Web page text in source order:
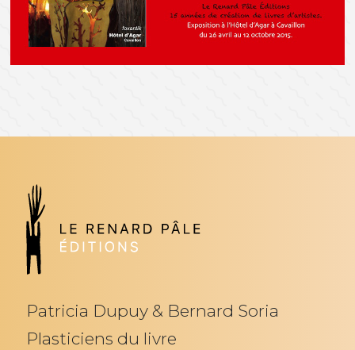
Patricia Dupuy & Bernard Soria
Plasticiens du livre